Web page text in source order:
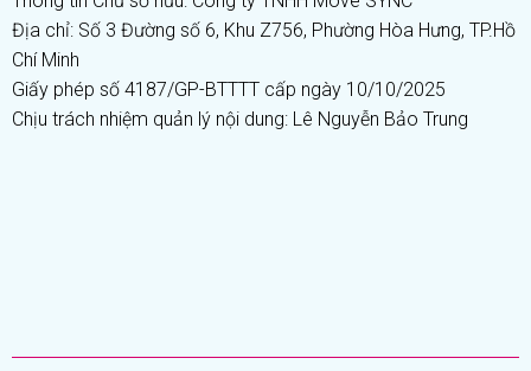
Địa chỉ: Số 3 Đường số 6, Khu Z756, Phường Hòa Hưng, TP.Hồ
Chí Minh
Giấy phép số 4187/GP-BTTTT cấp ngày 10/10/2025
Chịu trách nhiệm quản lý nội dung: Lê Nguyễn Bảo Trung